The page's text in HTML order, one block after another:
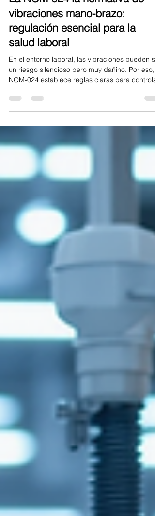
Fausto Cordova Rodriguez
28 jul
4 min de lectura
La NOM-024 la normativa de
vibraciones mano-brazo:
regulación esencial para la
salud laboral
un riesgo silencioso pero muy dañino. Por eso,
NOM-024 establece reglas claras para controlar
brazo. Entender esta normativa es clave para
proteger la salud de los trabajadores y cumplir
vibraciones mano-brazo en el trabajo Las
vibraciones transmitidas a través de